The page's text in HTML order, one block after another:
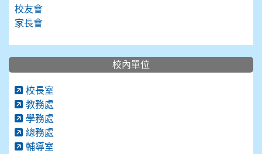
校友會
家長會
校內單位
校長室
教務處
學務處
總務處
輔導室